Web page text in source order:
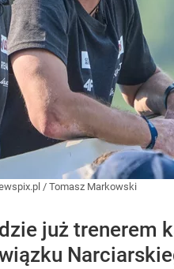
/ Tomasz Markowski
już trenerem